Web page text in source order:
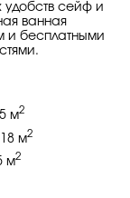
удобств сейф и
ванная
и бесплатными
м2
м2
м2